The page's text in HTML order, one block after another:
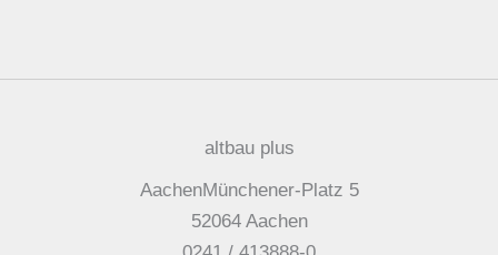
altbau plus
AachenMünchener-Platz 5
52064 Aachen